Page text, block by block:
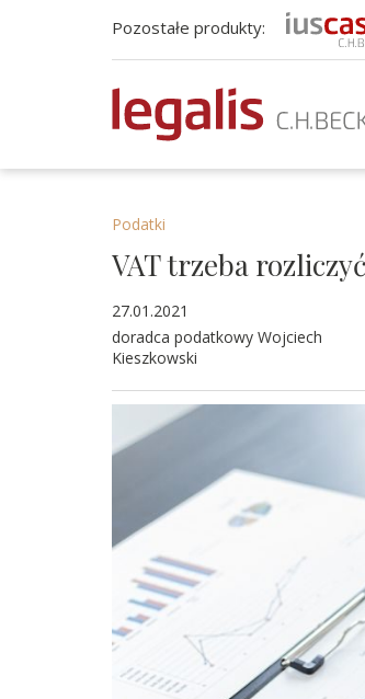
Pozostałe produkty:
Podatki
VAT trzeba
27.01.2021
doradca podatkowy Wojciech
Kieszkowski